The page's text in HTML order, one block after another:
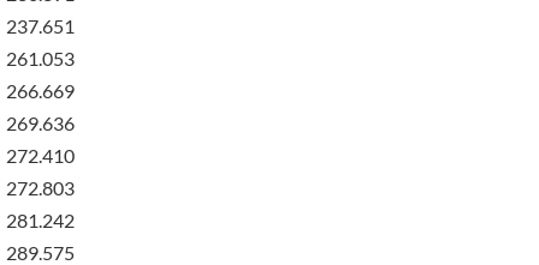
237.651
261.053
266.669
269.636
272.410
272.803
281.242
289.575